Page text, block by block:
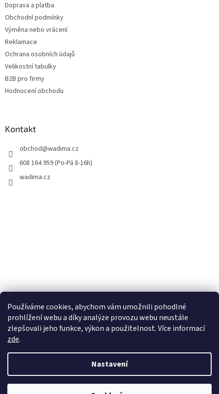
Používáme cookies, abychom vám umožnili pohodlné
prohlížení webu a díky analýze provozu webu neustále
zlepšovali jeho funkce, výkon a použitelnost. Více informací
zde.
Nastavení
Doprava a platba
Obchodní podmínky
Výměna nebo vrácení
Reklamace
Ochrana osobních údajů
Velikostní tabulky
B2B pro firmy
Hodnocení obchodu
Kontakt
obchod@wadima.cz
608 164 959 (Po-Pá 8-16h)
wadima.cz
Copyright 2026wadima.cz - kvalitní oblečení a prádlo pro